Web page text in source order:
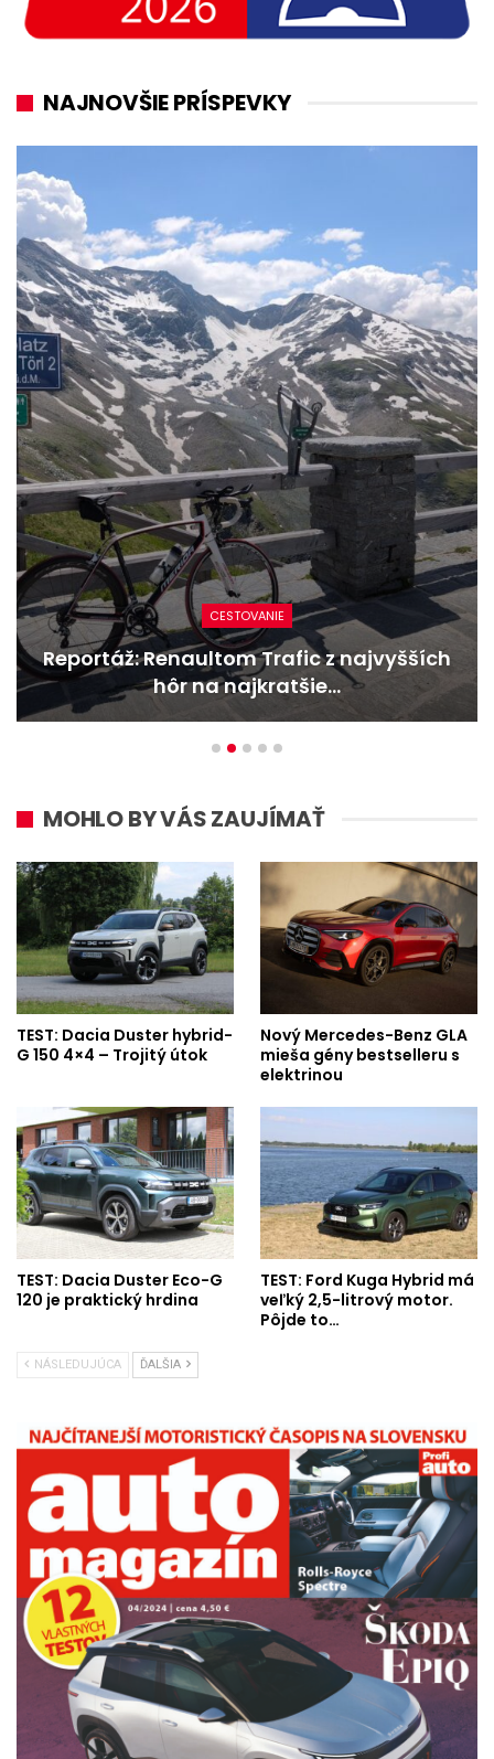
NAJNOVŠIE PRÍSPEVKY
CESTOVANIE
Reportáž: Renaultom Trafic z najvyšších
hôr na najkratšie…
MOHLO BY VÁS ZAUJÍMAŤ
TEST: Dacia Duster hybrid-
G 150 4×4 – Trojitý útok
Nový Mercedes-Benz GLA
mieša gény bestselleru s
elektrinou
TEST: Dacia Duster Eco-G
120 je praktický hrdina
TEST: Ford Kuga Hybrid má
veľký 2,5-litrový motor.
Pôjde to…
NÁSLEDUJÚCA ĎALŠIA